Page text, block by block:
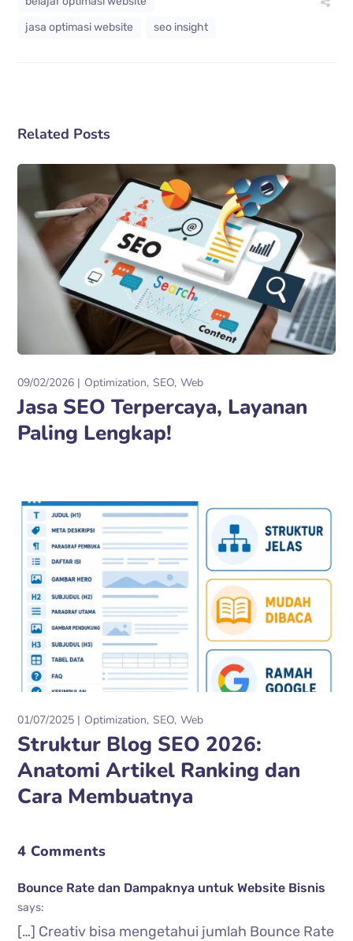
jasa optimasi website
seo insight
Related Posts
09/02/2026 Optimization SEO Web
Jasa SEO Terpercaya, Layanan
Paling Lengkap!
01/07/2025 Optimization SEO Web
Struktur Blog SEO 2026:
Anatomi Artikel Ranking dan
Cara Membuatnya
4 Comments
Bounce Rate dan Dampaknya untuk Website Bisnis
says:
[…] Creativ bisa mengetahui jumlah Bounce Rate